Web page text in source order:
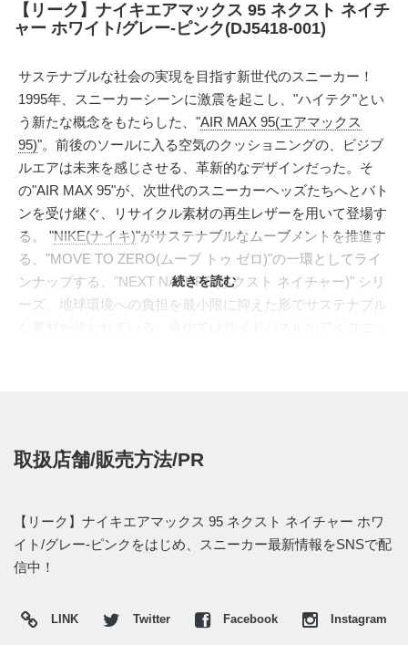
【リーク】ナイキエアマックス 95 ネクスト ネイチ
ャー ホワイト/グレー-ピンク(DJ5418-001)
サステナブルな社会の実現を目指す新世代のスニーカー！
1995年、スニーカーシーンに激震を起こし、"ハイテク"とい
う新たな概念をもたらした、"AIR MAX 95(エアマックス
95)"。前後のソールに入る空気のクッショニングの、ビジブ
ルエアは未来を感じさせる、革新的なデザインだった。そ
の"AIR MAX 95"が、次世代のスニーカーヘッズたちへとバト
ンを受け継ぐ、リサイクル素材の再生レザーを用いて登場す
る。 "NIKE(ナイキ)"がサステナブルなムーブメントを推進す
る、"MOVE TO ZERO(ムーブ トゥ ゼロ)"の一環としてライ
ンナップする、"NEXT NATURE(ネクスト ネイチャー)" シリ
ーズ。地球環境への負担を最小限に抑えた形でサステナブル
魅力を持ちながら、しっかりと未来へと繋がる1足となって
ニーカーウォーズの Twitterや Facebook などで報告したい。
続きを読む
取扱店舗/販売方法/PR
【リーク】ナイキエアマックス 95 ネクスト ネイチャー ホワ
イト/グレー-ピンクをはじめ、スニーカー最新情報をSNSで配
信中！
LINK Twitter Facebook Instagram